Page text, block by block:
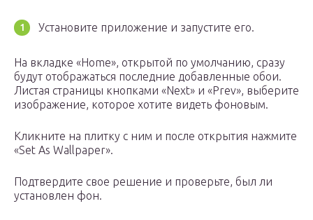
Установите приложение и запустите его.
На вкладке «Home», открытой по умолчанию, сразу
будут отображаться последние добавленные обои.
Листая страницы кнопками «Next» и «Prev», выберите
изображение, которое хотите видеть фоновым.
Кликните на плитку с ним и после открытия нажмите
«Set As Wallpaper».
Подтвердите свое решение и проверьте, был ли
установлен фон.